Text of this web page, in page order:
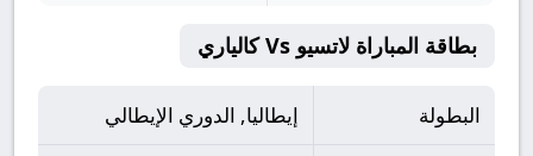
بطاقة المباراة لاتسيو Vs كالياري
البطولة إيطاليا, الدوري الإيطالي